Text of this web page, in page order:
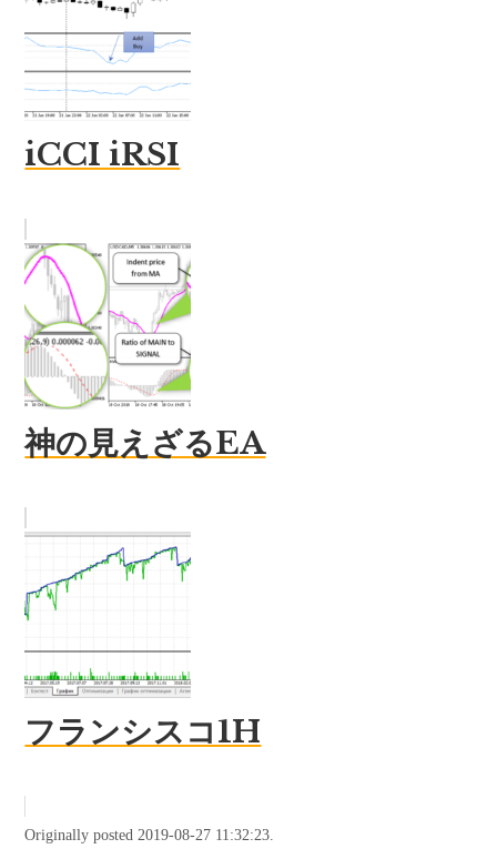
iCCI iRSI
神の見えざるEA
フランシスコ1H
Originally posted 2019-08-27 11:32:23.